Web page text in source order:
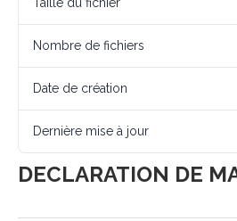
Nombre de fichiers
Date de création
Dernière mise à jour
DECLARATION DE